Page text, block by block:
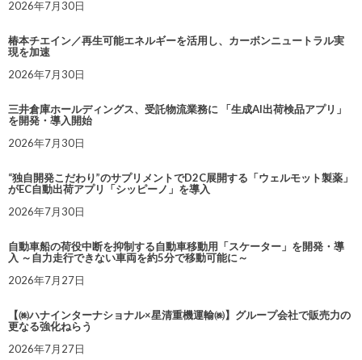
2026年7月30日
椿本チエイン／再生可能エネルギーを活用し、カーボンニュートラル実
現を加速
2026年7月30日
三井倉庫ホールディングス、受託物流業務に 「生成AI出荷検品アプリ」
を開発・導入開始
2026年7月30日
“独自開発こだわり”のサプリメントでD2C展開する「ウェルモット製薬」
がEC自動出荷アプリ「シッピーノ」を導入
2026年7月30日
自動車船の荷役中断を抑制する自動車移動用「スケーター」を開発・導
入 ～自力走行できない車両を約5分で移動可能に～
2026年7月27日
【㈱ハナインターナショナル×星清重機運輸㈱】グループ会社で販売力の
更なる強化ねらう
2026年7月27日